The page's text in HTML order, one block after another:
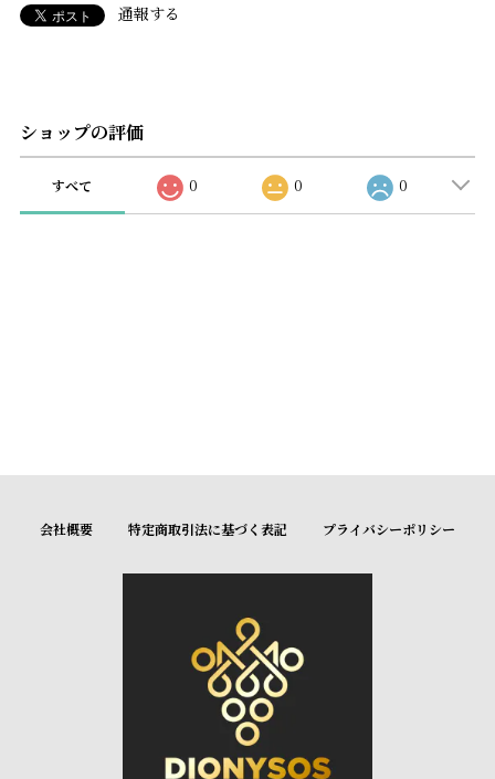
通報する
ショップの評価
すべて 0 0 0
会社概要 特定商取引法に基づく表記 プライバシーポリシー